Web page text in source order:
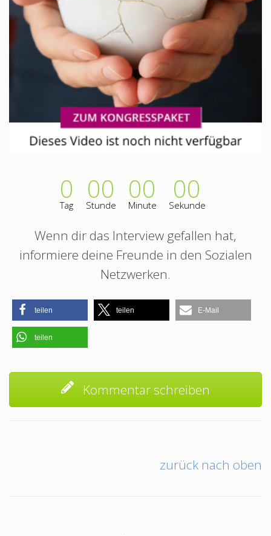
0
Tag 00
Stunde 00
Minute 00
Sekunde
Wenn dir das Interview gefallen hat,
informiere deine Freunde in den Sozialen
Netzwerken.
teilen teilen E-Mail
teilen
Kommentar schreiben
zurück nach oben